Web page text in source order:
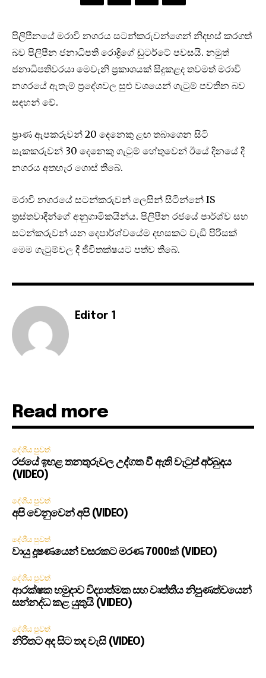
පිලිපීනයේ මරාවි නගරය සටන්කරුවන්ගෙන් නිදහස් කරගත්
බව පිලිපීන ජනාධිපති රොද්‍රිගේ ඩුටර්ටේ පවසයි. නමුත්
ජනාධිපතිවරයා මෙවැනි ප්‍රකාශයක් සිදුකළද තවමත් මරාවි
නගරයේ ඇතැම් ප්‍රදේශවල සුළු වශයෙන් ගැටුම් පවතින බව
සඳහන් වේ.
ප්‍රාණ ඇපකරුවන් 20 දෙනෙකු ළඟ තබාගෙන සිටි
සැකකරුවන් 30 දෙනෙකු ගැටුම් හේතුවෙන් ඊයේ දිනයේ දී
නගරය අතහැර ගොස් තිබේ.
මරාවි නගරයේ සටන්කරුවන් ලෙසින් සිටින්නේ IS
ත්‍රස්තවාදීන්ගේ අනුගාමිකයින්ය. පිලිපීන රජයේ පාර්ශ්ව සහ
සටන්කරුවන් යන දෙපාර්ශ්වයේම දහසකට වැඩි පිරිසක්
මෙම ගැටුම්වල දී ජීවිතක්ෂයට පත්ව තිබේ.
Editor 1
Read more
දේශීය පුවත්
රජයේ ඉහළ තනතුරුවල උද්ගත වී ඇති වැටුප් අර්බුදය
(VIDEO)
දේශීය පුවත්
අපි වෙනුවෙන් අපි (VIDEO)
දේශීය පුවත්
වායු දූෂණයෙන් වසරකට මරණ 7000ක් (VIDEO)
දේශීය පුවත්
ආරක්ෂක හමුදාව විද්‍යාත්මක සහ වෘත්තීය නිපුණත්වයෙන්
සන්නද්ධ කළ යුතුයි (VIDEO)
දේශීය පුවත්
නිරිතට අද සිට තද වැසි (VIDEO)